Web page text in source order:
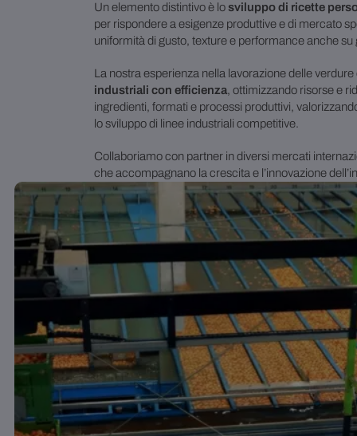
Un elemento distintivo è lo sviluppo di ricette
per rispondere a esigenze produttive e di mercato
uniformità di gusto, texture e performance anche su
La nostra esperienza nella lavorazione delle
industriali con efficienza, ottimizzando risorse e
ingredienti, formati e processi produttivi,
lo sviluppo di linee industriali competitive.
Collaboriamo con partner in diversi mercati
che accompagnano la crescita e l’innovazione